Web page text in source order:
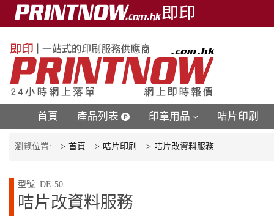
首頁 產品列表 印章用品 咭片印刷
瀏覽位置: 首頁 咭片印刷 咭片改資料服務
型號: DE-50
咭片改資料服務